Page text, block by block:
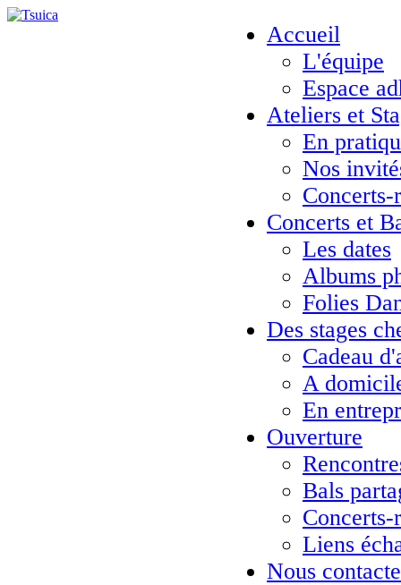
Accueil
L'équipe
Espace
Ateliers et
En
Nos
Concerts-
Concerts et
Les dates
Albums
Folies
Des stages
Cadeau
A
En
Ouverture
Bals
Concerts-
Liens
Nous